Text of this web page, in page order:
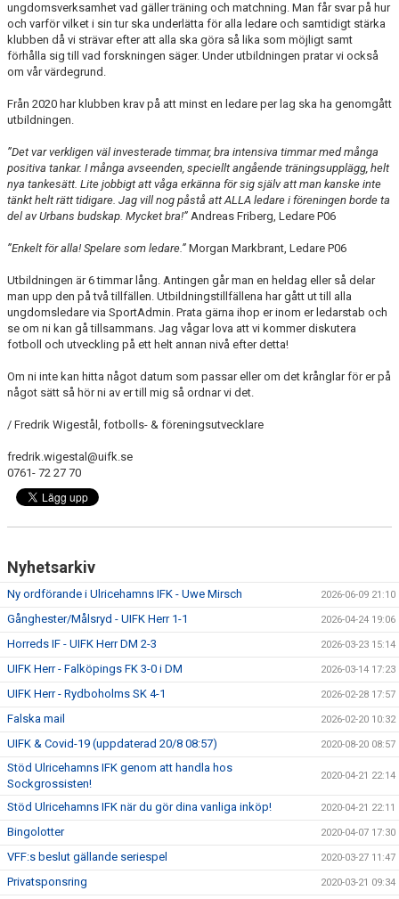
DOKUMENT
FOTBOLLSHALLEN
WEBSHOP
ungdomsverksamhet vad gäller träning och matchning. Man får svar på hur
och varför vilket i sin tur ska underlätta för alla ledare och samtidigt stärka
klubben då vi strävar efter att alla ska göra så lika som möjligt samt
förhålla sig till vad forskningen säger. Under utbildningen pratar vi också
om vår värdegrund.
Från 2020 har klubben krav på att minst en ledare per lag ska ha genomgått
utbildningen.
”Det var verkligen väl investerade timmar, bra intensiva timmar med många
positiva tankar. I många avseenden, speciellt angående träningsupplägg, helt
nya tankesätt. Lite jobbigt att våga erkänna för sig själv att man kanske inte
tänkt helt rätt tidigare. Jag vill nog påstå att ALLA ledare i föreningen borde ta
del av Urbans budskap. Mycket bra!” Andreas Friberg, Ledare P06
”Enkelt för alla! Spelare som ledare.” Morgan Markbrant, Ledare P06
Utbildningen är 6 timmar lång. Antingen går man en heldag eller så delar
man upp den på två tillfällen. Utbildningstillfällena har gått ut till alla
ungdomsledare via SportAdmin. Prata gärna ihop er inom er ledarstab och
se om ni kan gå tillsammans. Jag vågar lova att vi kommer diskutera
fotboll och utveckling på ett helt annan nivå efter detta!
Om ni inte kan hitta något datum som passar eller om det krånglar för er på
något sätt så hör ni av er till mig så ordnar vi det.
/ Fredrik Wigestål, fotbolls- & föreningsutvecklare
fredrik.wigestal@uifk.se
0761- 72 27 70
Nyhetsarkiv
Ny ordförande i Ulricehamns IFK - Uwe Mirsch 2026-06-09 21:10
Gånghester/Målsryd - UIFK Herr 1-1 2026-04-24 19:06
Horreds IF - UIFK Herr DM 2-3 2026-03-23 15:14
UIFK Herr - Falköpings FK 3-0 i DM 2026-03-14 17:23
UIFK Herr - Rydboholms SK 4-1 2026-02-28 17:57
Falska mail 2026-02-20 10:32
UIFK & Covid-19 (uppdaterad 20/8 08:57) 2020-08-20 08:57
Stöd Ulricehamns IFK genom att handla hos
Sockgrossisten!
2020-04-21 22:14
Stöd Ulricehamns IFK när du gör dina vanliga inköp! 2020-04-21 22:11
Bingolotter 2020-04-07 17:30
VFF:s beslut gällande seriespel 2020-03-27 11:47
Privatsponsring 2020-03-21 09:34